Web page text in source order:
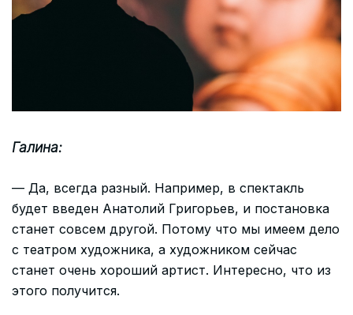
Галина:
— Да, всегда разный. Например, в спектакль
будет введен Анатолий Григорьев, и постановка
станет совсем другой. Потому что мы имеем дело
с театром художника, а художником сейчас
станет очень хороший артист. Интересно, что из
этого получится.